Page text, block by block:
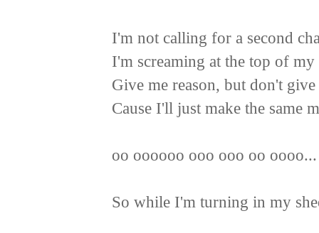
I'm not calling for a second
I'm screaming at the top of
Give me reason, but don't
Cause I'll just make the same
oo oooooo ooo ooo oo oooo...
So while I'm turning in my